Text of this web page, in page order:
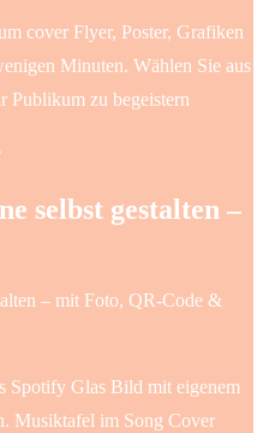
cover Flyer, Poster, Grafiken
Minuten. Wählen Sie aus
Publikum zu begeistern
selbst gestalten –
– mit Foto, QR-Code &
Spotify Glas Bild mit eigenem
Musiktafel im Song Cover